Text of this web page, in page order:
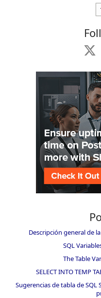
Descripción general de
SQL
The Table
SELECT INTO TEMP
Sugerencias de tabla de SQL